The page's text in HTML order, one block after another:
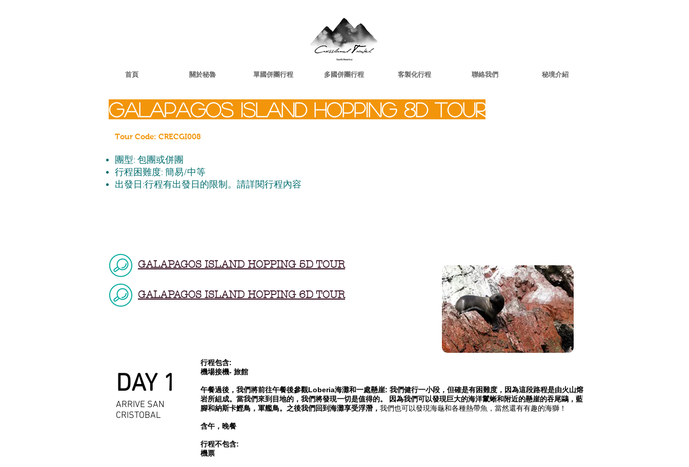
首頁 關於秘魯 單國併團行程 多國併團行程 客製化行程 聯絡我們 秘境介紹
GALAPAGOS ISLAND HOPPING 8D TOUR
Tour Code: CRECGI008
團型: 包團或併團
行程困難度: 簡易/中等
出發日:行程有出發日的限制。請詳閱行程內容
GALAPAGOS ISLAND HOPPING 5D TOUR
GALAPAGOS ISLAND HOPPING 6D TOUR
DAY 1
ARRIVE SAN
CRISTOBAL
行程包含:
機場接機- 旅館
午餐過後，我們將前往午餐後參觀Loberia海灘和一處懸崖: 我們健行一小段，但確是有困難度，因為這段路程是由火山熔
岩所組成。當我們來到目地的，我們將發現一切是值得的。 因為我們可以發現巨大的海洋鬣蜥和附近的懸崖的吞尾鷗，藍
腳和納斯卡鰹鳥，軍艦鳥。之後我們回到海灘享受浮潛， 我們也可以發現海龜和各種熱帶魚，當然還有有趣的海獅！
含午，晚餐
行程不包含:
機票